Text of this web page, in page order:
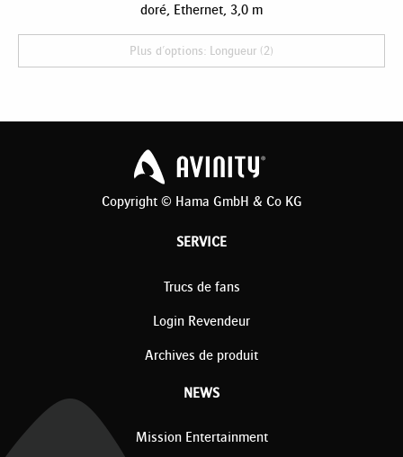
doré, Ethernet, 3,0 m
Plus d'options: Longueur (2)
Copyright © Hama GmbH & Co KG
SERVICE
Trucs de fans
Login Revendeur
Archives de produit
NEWS
Mission Entertainment